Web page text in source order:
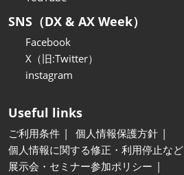
SNS（DX & AX Week）
Facebook
X（旧:Twitter）
instagram
Useful links
ご利用条件
個人情報保護方針
個人情報に関する修正・利用停止など
展示会・セミナー参加ポリシー